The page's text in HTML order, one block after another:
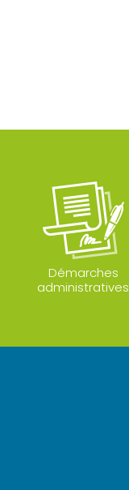
Démarches
administratives